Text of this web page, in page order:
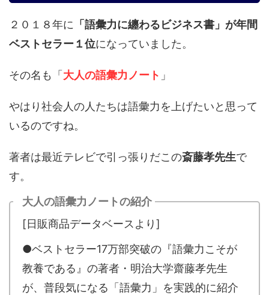
２０１８年に 「語彙力に纏わるビジネス書」が年間
ベストセラー１位になっていました。
その名も「大人の語彙力ノート 」
やはり社会人の人たちは語彙力を上げたいと思って
いるのですね。
著者は最近テレビで引っ張りだこの斎藤孝先生で
す。
大人の語彙力ノートの紹介
[日販商品データベースより]
●ベストセラー17万部突破の『語彙力こそが
教養である』の著者・明治大学齋藤孝先生
が、普段気になる「語彙力」を実践的に紹介